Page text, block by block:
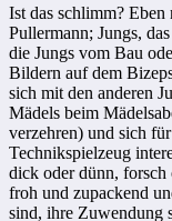
Ist das schlimm?
Pullermann; Jungs,
die Jungs vom Bau
Bildern auf dem
sich mit den anderen
Mädels beim
verzehren) und sich
Technikspielzeug
dick oder dünn, forsch
froh und zupackend
sind, ihre Zuwendung